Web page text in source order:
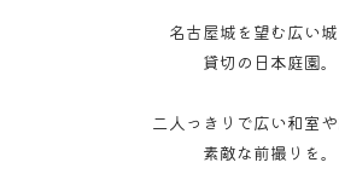
名古屋城を望む広い
貸切の日本庭園。
二人っきりで広い和室
素敵な前撮りを。